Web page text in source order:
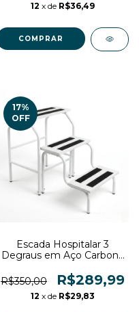
12 x de R$36,49
17%
OFF
Escada Hospitalar 3
Degraus em Aço Carbono
R$350,00
R$289,99
12 x de R$29,83